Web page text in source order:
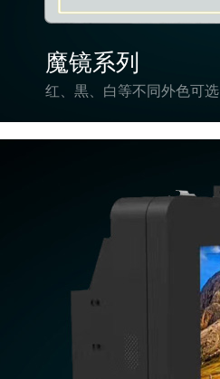
魔镜系列
红、黒、白等不同外色可选